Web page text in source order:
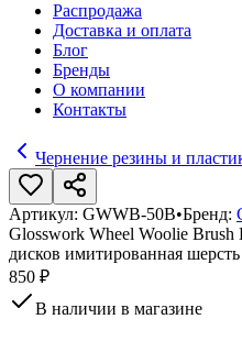
Распродажа
Доставка и оплата
Блог
Бренды
О компании
Контакты
Чернение резины и
Артикул: GWWB-50B•Бренд:
Glosswork Wheel Woolie
дисков имитированная
850 ₽
В наличии в магазине